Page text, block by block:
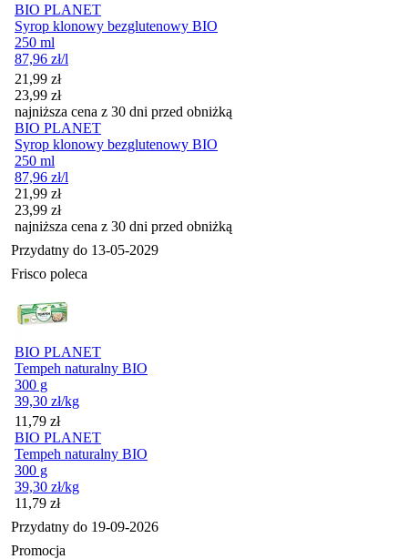
BIO PLANET
Syrop klonowy bezglutenowy BIO
250 ml
87,96 zł/l
Cena promocyjna
21,99 zł
23,99 zł
najniższa cena z 30 dni przed obniżką
BIO PLANET
Syrop klonowy bezglutenowy BIO
250 ml
87,96 zł/l
Cena promocyjna
21,99 zł
23,99 zł
najniższa cena z 30 dni przed obniżką
Przydatny do 13-05-2029
Frisco poleca
BIO PLANET
Tempeh naturalny BIO
300 g
39,30 zł/kg
Cena
11,79 zł
BIO PLANET
Tempeh naturalny BIO
300 g
39,30 zł/kg
Cena
11,79 zł
Przydatny do 19-09-2026
Promocja